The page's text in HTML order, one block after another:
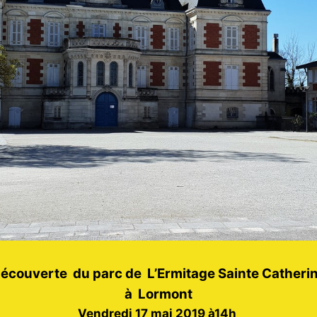
du parc de L’Ermitage Sainte
à Lormont
Vendredi 17 mai 2019 à14h